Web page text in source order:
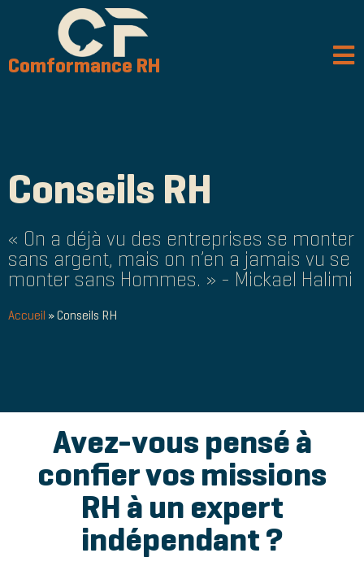
Comformance RH
Conseils RH
« On a déjà vu des entreprises se monter
sans argent, mais on n’en a jamais vu se
monter sans Hommes. » - Mickael Halimi
Accueil » Conseils RH
Avez-vous pensé à
confier vos missions
RH à un expert
indépendant ?